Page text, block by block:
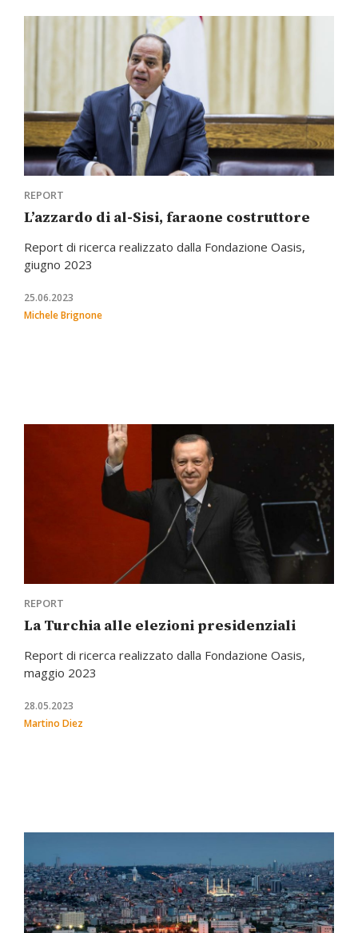
REPORT
L’azzardo di al-Sisi, faraone costruttore
Report di ricerca realizzato dalla Fondazione Oasis,
giugno 2023
25.06.2023
Michele Brignone
REPORT
La Turchia alle elezioni presidenziali
Report di ricerca realizzato dalla Fondazione Oasis,
maggio 2023
28.05.2023
Martino Diez